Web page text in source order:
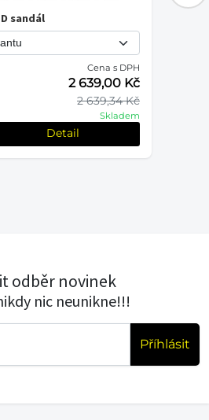
sandál
Cena s DPH
2 639,34 Kč
2 639,00 Kč
Skladem
Detail
odběr novinek
nic neunikne!!!
Příhlásit